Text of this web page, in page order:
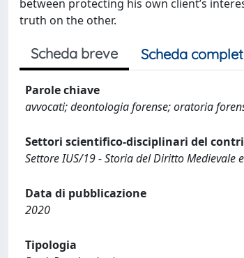
between protecting his own client’s
truth on the other.
Scheda breve Scheda
Parole chiave
avvocati; deontologia forense; oratoria
Settori scientifico-disciplinari del
Settore IUS/19 - Storia del Diritto Medievale
Data di pubblicazione
2020
Tipologia